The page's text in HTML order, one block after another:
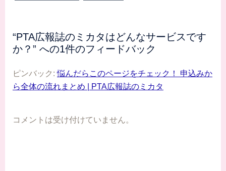
“PTA広報誌のミカタはどんなサービスです
か？ ” への1件のフィードバック
ピンバック:悩んだらこのページをチェック！ 申込みか
ら全体の流れまとめ | PTA広報誌のミカタ
コメントは受け付けていません。